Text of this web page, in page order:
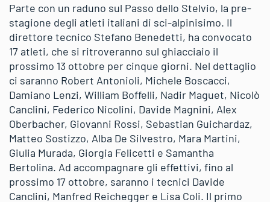
Parte con un raduno sul Passo dello Stelvio, la pre-
stagione degli atleti italiani di sci-alpinisimo. Il
direttore tecnico Stefano Benedetti, ha convocato
17 atleti, che si ritroveranno sul ghiacciaio il
prossimo 13 ottobre per cinque giorni. Nel dettaglio
ci saranno Robert Antonioli, Michele Boscacci,
Damiano Lenzi, William Boffelli, Nadir Maguet, Nicolò
Canclini, Federico Nicolini, Davide Magnini, Alex
Oberbacher, Giovanni Rossi, Sebastian Guichardaz,
Matteo Sostizzo, Alba De Silvestro, Mara Martini,
Giulia Murada, Giorgia Felicetti e Samantha
Bertolina. Ad accompagnare gli effettivi, fino al
prossimo 17 ottobre, saranno i tecnici Davide
Canclini, Manfred Reichegger e Lisa Coli. Il primo